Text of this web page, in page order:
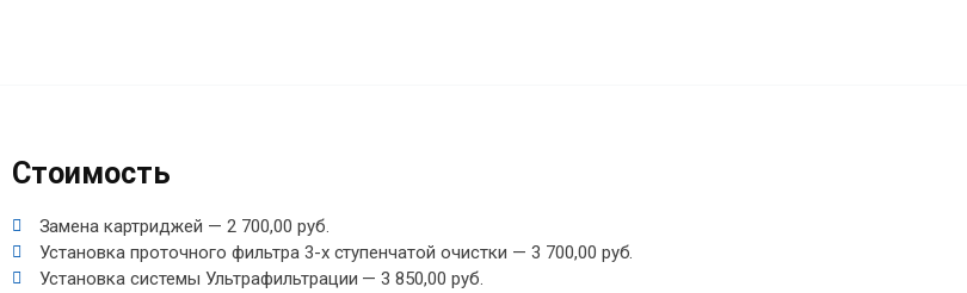
Стоимость
Замена картриджей — 2 700,00 руб.
Установка проточного фильтра 3-х ступенчатой очистки — 3 700,00 руб.
Установка системы Ультрафильтрации — 3 850,00 руб.